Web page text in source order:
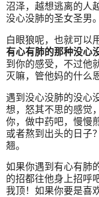
沼泽，越想逃离的人
没心没肺的圣女圣男。
白眼狼呢，也就可以
有心有肺的那种没心
到你的感受，不过他
灭嘛，管他妈的什么
遇到没心没肺的没心
想，怒其不思的感觉
你，做中药吧，慢慢
或者熬到出头的日子
翘。
如果你遇到有心有肺
的招都往他身上招呼
我顶！如果你要是喜